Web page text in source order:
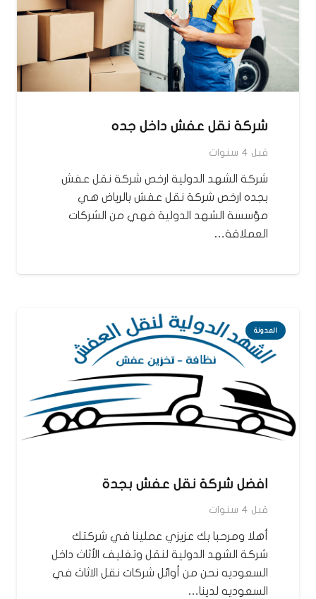
شركة نقل عفش داخل جده
قبل 4 سنوات
شركة الشهد الدولية ارخص شركة نقل عفش
بجده ارخص شركة نقل عفش بالرياض هي
مؤسسة الشهد الدولية فهي من الشركات
العملاقة…
المدونة
افضل شركة نقل عفش بجدة
قبل 4 سنوات
أهلا ومرحبا بك عزيزي عملينا في شركتك
شركة الشهد الدولية لنقل وتغليف الأثاث داخل
السعوديه نحن من أوائل شركات نقل الاثاث في
السعوديه لدينا…